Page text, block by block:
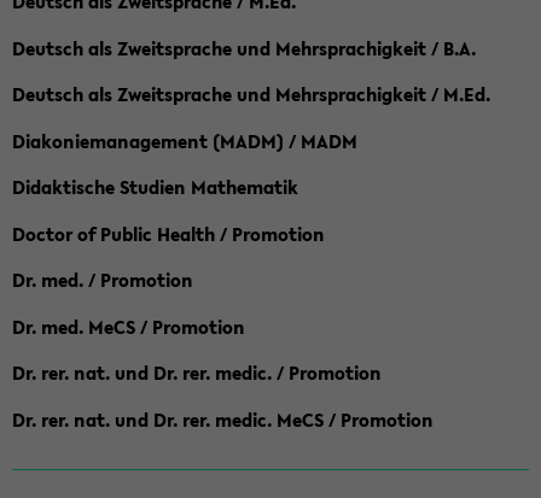
Deutsch als Zweitsprache und Mehrsprachigkeit / B.A.
Deutsch als Zweitsprache und Mehrsprachigkeit / M.Ed.
Diakoniemanagement (MADM) / MADM
Didaktische Studien Mathematik
Doctor of Public Health / Promotion
Dr. med. / Promotion
Dr. med. MeCS / Promotion
Dr. rer. nat. und Dr. rer. medic. / Promotion
Dr. rer. nat. und Dr. rer. medic. MeCS / Promotion